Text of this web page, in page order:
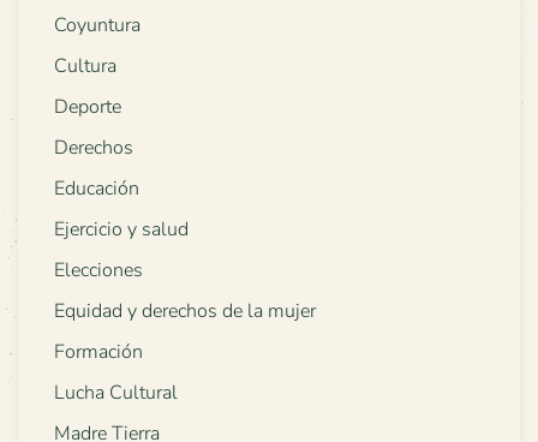
Coyuntura
Cultura
Deporte
Derechos
Educación
Ejercicio y salud
Elecciones
Equidad y derechos de la mujer
Formación
Lucha Cultural
Madre Tierra